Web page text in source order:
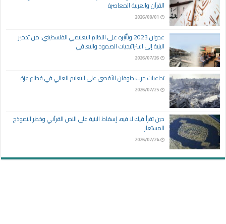
القرآن والعربية المعاصرة
2026/08/01
عدوان 2023 وتأثيره على النظام التعليمي الفلسطيني: من تدمير
البنية إلى استراتيجيات الصمود والتعافي
2026/07/26
تداعيات حرب طوفان الأقصى على التعليم العالي في قطاع غزة
2026/07/25
حين تقرأ فيك لا فيه، إسقاط البنية على النص القرآني وخطر النموذج
المستعار
2026/07/24